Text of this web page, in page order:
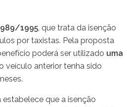
1995, que trata da isenção
por taxistas. Pela proposta
poderá ser utilizado uma
veículo anterior tenha sido
que a isenção